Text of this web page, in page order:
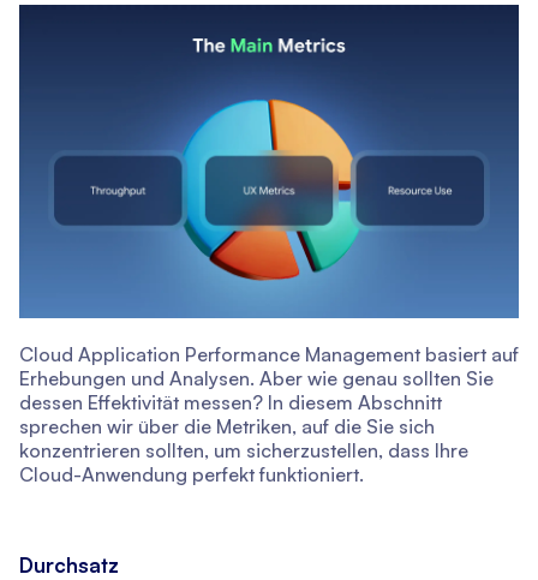
Cloud Application Performance Management basiert auf
Erhebungen und Analysen. Aber wie genau sollten Sie
dessen Effektivität messen? In diesem Abschnitt
sprechen wir über die Metriken, auf die Sie sich
konzentrieren sollten, um sicherzustellen, dass Ihre
Cloud-Anwendung perfekt funktioniert.
Durchsatz